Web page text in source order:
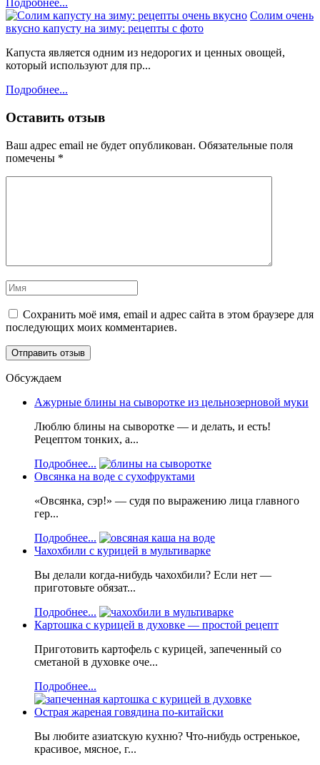
Подробнее...
Солим очень
вкусно капусту на зиму: рецепты с фото
Капуста является одним из недорогих и ценных овощей,
который используют для пр...
Подробнее...
Оставить отзыв
Ваш адрес email не будет опубликован. Обязательные поля
помечены *
Сохранить моё имя, email и адрес сайта в этом браузере для
последующих моих комментариев.
Обсуждаем
Ажурные блины на сыворотке из цельнозерновой муки
Люблю блины на сыворотке — и делать, и есть!
Рецептом тонких, а...
Подробнее...
Овсянка на воде с сухофруктами
«Овсянка, сэр!» — судя по выражению лица главного
гер...
Подробнее...
Чахохбили с курицей в мультиварке
Вы делали когда-нибудь чахохбили? Если нет —
приготовьте обязат...
Подробнее...
Картошка с курицей в духовке — простой рецепт
Приготовить картофель с курицей, запеченный со
сметаной в духовке оче...
Подробнее...
Острая жареная говядина по-китайски
Вы любите азиатскую кухню? Что-нибудь остренькое,
красивое, мясное, г...